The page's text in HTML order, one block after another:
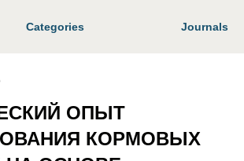
Categories Journals
ОПЫТ
КОРМОВЫХ